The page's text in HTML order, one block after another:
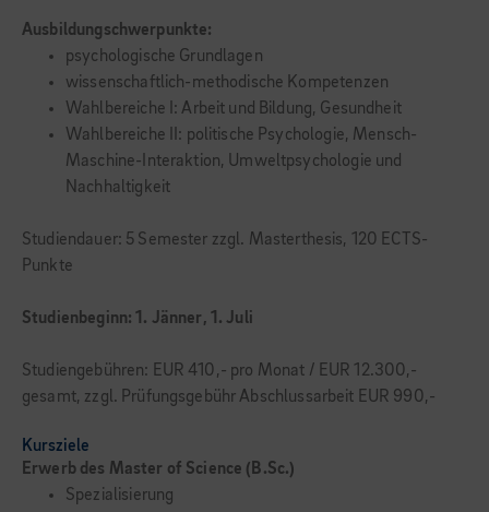
Ausbildungschwerpunkte:
psychologische Grundlagen
wissenschaftlich-methodische Kompetenzen
Wahlbereiche I: Arbeit und Bildung, Gesundheit
Wahlbereiche II: politische Psychologie, Mensch-
Maschine-Interaktion, Umweltpsychologie und
Nachhaltigkeit
Studiendauer: 5 Semester zzgl. Masterthesis, 120 ECTS-
Punkte
Studienbeginn: 1. Jänner, 1. Juli
Studiengebühren: EUR 410,- pro Monat / EUR 12.300,-
gesamt, zzgl. Prüfungsgebühr Abschlussarbeit EUR 990,-
Kursziele
Erwerb des Master of Science (B.Sc.)
Spezialisierung